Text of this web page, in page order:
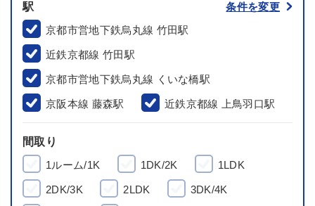
駅
条件を変更
京都市営地下鉄烏丸線 竹田駅
近鉄京都線 竹田駅
京都市営地下鉄烏丸線 くいな橋駅
京阪本線 藤森駅 近鉄京都線 上鳥羽口駅
間取り
1ルーム/1K
1DK/2K 1LDK
2DK/3K 2LDK 3DK/4K